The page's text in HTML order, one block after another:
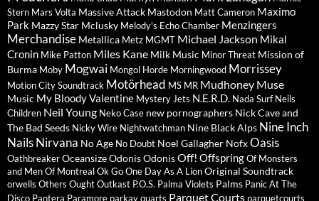
Stern Mars Volta Massive Attack Mastodon Matt Cameron Maximo
Park Mazzy Star Mclusky Melody's Echo Chamber Menzingers
Merchandise Metallica Metz MGMT Michael Jackson Mikal
Cronin Mike Patton Miles Kane Milk Music Minor Threat Mission of
Burma Moby Mogwai Mongol Horde Morningwood Morrissey
Motion City Soundtrack Motörhead MS MR Mudhoney Muse
Music My Bloody Valentine Mystery Jets N.E.R.D. Nada Surf Neils
Children Neil Young Neko Case new pornographers Nick Cave and
The Bad Seeds Nicky Wire Nightwatchman Nine Black Alps Nine Inch
Nails Nirvana No Age No Doubt Noel Gallagher NofxOasis
OathbreakerOceansizeOdonis OdonisOff! OffspringOf Monsters
and MenOf MontrealOk GoOne Day As A LionOriginal Soundtrack
orwells Others OughtOutkast P.O.S. Palma Violets Palms Panic At The
Disco Pantera Paramore parkay quarts Parquet Courts parquetcourts